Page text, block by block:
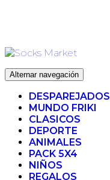
Alternar navegación
DESPAREJADOS
MUNDO FRIKI
CLASICOS
DEPORTE
ANIMALES
PACK 5X4
NIÑOS
REGALOS